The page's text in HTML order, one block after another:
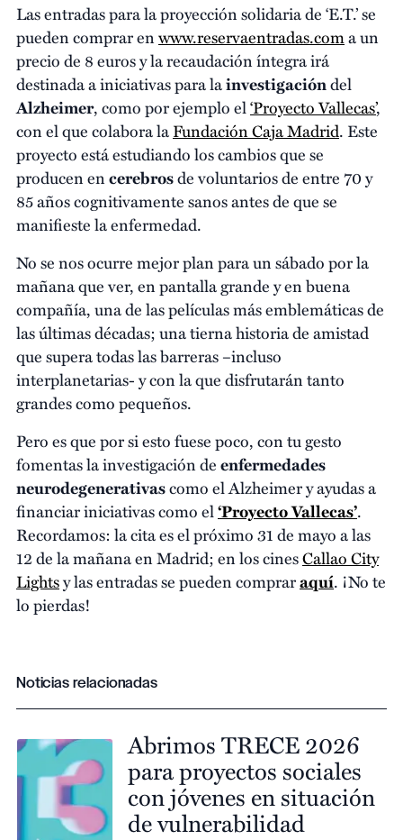
Las entradas para la proyección solidaria de ‘E.T.’ se
pueden comprar enwww.reservaentradas.coma un
precio de 8 euros y la recaudación íntegra irá
destinada a iniciativas para lainvestigacióndel
Alzheimer, como por ejemplo el‘Proyecto Vallecas’,
con el que colabora laFundación Caja Madrid. Este
proyecto está estudiando los cambios que se
producen encerebrosde voluntarios de entre 70 y
85 años cognitivamente sanos antes de que se
manifieste la enfermedad.
No se nos ocurre mejor plan para un sábado por la
mañana que ver, en pantalla grande y en buena
compañía, una de las películas más emblemáticas de
las últimas décadas; una tierna historia de amistad
que supera todas las barreras –incluso
interplanetarias- y con la que disfrutarán tanto
grandes como pequeños.
Pero es que por si esto fuese poco, con tu gesto
fomentas la investigación deenfermedades
neurodegenerativascomo el Alzheimer y ayudas a
financiar iniciativas como el‘Proyecto Vallecas’.
Recordamos: la cita es el próximo 31 de mayo a las
12 de la mañana en Madrid; en los cinesCallao City
Lightsy las entradas se pueden compraraquí. ¡No te
lo pierdas!
Noticias relacionadas
Abrimos TRECE 2026
para proyectos sociales
con jóvenes en situación
de vulnerabilidad